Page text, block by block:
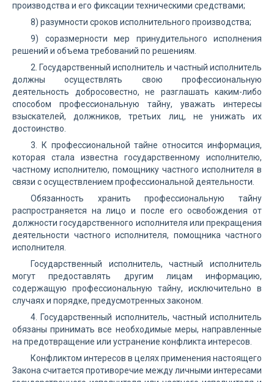
производства и его фиксации техническими средствами;
8) разумности сроков исполнительного производства;
9) соразмерности мер принудительного исполнения
решений и объема требований по решениям.
2. Государственный исполнитель и частный исполнитель
должны осуществлять свою профессиональную
деятельность добросовестно, не разглашать каким-либо
способом профессиональную тайну, уважать интересы
взыскателей, должников, третьих лиц, не унижать их
достоинство.
3. К профессиональной тайне относится информация,
которая стала известна государственному исполнителю,
частному исполнителю, помощнику частного исполнителя в
связи с осуществлением профессиональной деятельности.
Обязанность хранить профессиональную тайну
распространяется на лицо и после его освобождения от
должности государственного исполнителя или прекращения
деятельности частного исполнителя, помощника частного
исполнителя.
Государственный исполнитель, частный исполнитель
могут предоставлять другим лицам информацию,
содержащую профессиональную тайну, исключительно в
случаях и порядке, предусмотренных законом.
4. Государственный исполнитель, частный исполнитель
обязаны принимать все необходимые меры, направленные
на предотвращение или устранение конфликта интересов.
Конфликтом интересов в целях применения настоящего
Закона считается противоречие между личными интересами